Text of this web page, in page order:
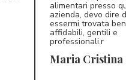
MC
alimentari presso
azienda, devo dire
essermi trovata
affidabili, gentili e
professionali.r
Maria Cristina